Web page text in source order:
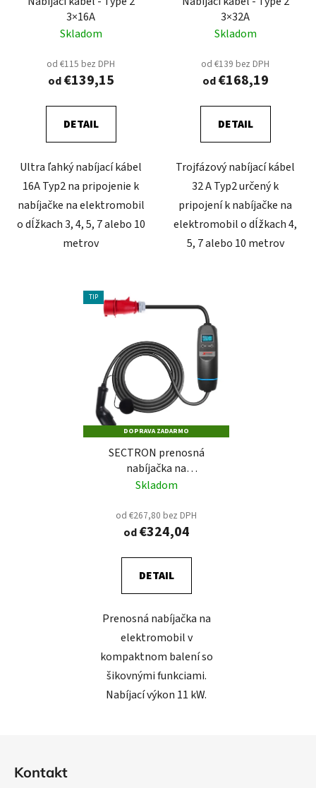
3×16A
Skladom
od €115 bez DPH
od€139,15
DETAIL
Ultra ľahký nabíjací kábel
16A Typ2 na pripojenie k
nabíjačke na elektromobil
o dĺžkach 3, 4, 5, 7 alebo 10
metrov
3×32A
Skladom
od €139 bez DPH
od€168,19
DETAIL
Trojfázový nabíjací kábel
32 A Typ2 určený k
pripojení k nabíjačke na
elektromobil o dĺžkach 4,
5, 7 alebo 10 metrov
TIP
DOPRAVA ZADARMO
SECTRON prenosná
nabíjačka na
elektromobil 16A (11 kW)
Skladom
od €267,80 bez DPH
od€324,04
DETAIL
Prenosná nabíjačka na
elektromobil v
kompaktnom balení so
šikovnými funkciami.
Nabíjací výkon 11 kW.
Kontakt